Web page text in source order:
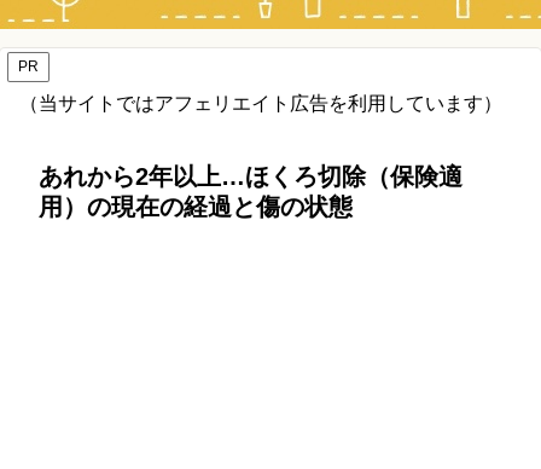
PR
（当サイトではアフェリエイト広告を利用しています）
あれから2年以上…ほくろ切除（保険適
用）の現在の経過と傷の状態